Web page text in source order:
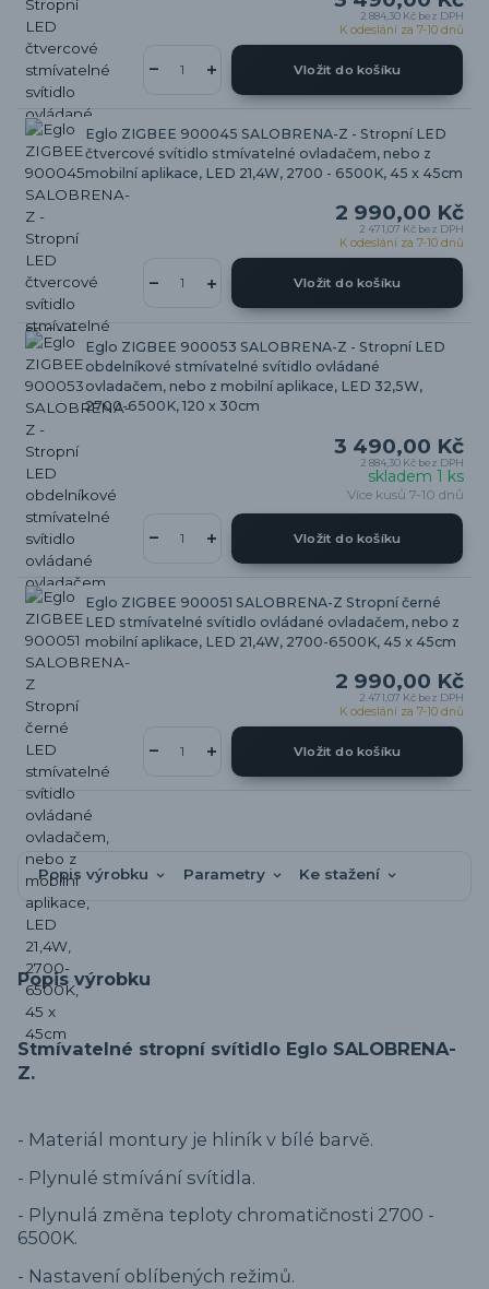
2 884,30 Kč bez DPH
K odeslání za 7-10 dnů
Vložit do košíku
Eglo ZIGBEE 900045 SALOBRENA-Z - Stropní LED
čtvercové svítidlo stmívatelné ovladačem, nebo z
mobilní aplikace, LED 21,4W, 2700 - 6500K, 45 x 45cm
2 990,00 Kč
2 471,07 Kč bez DPH
K odeslání za 7-10 dnů
Vložit do košíku
Eglo ZIGBEE 900053 SALOBRENA-Z - Stropní LED
obdelníkové stmívatelné svítidlo ovládané
ovladačem, nebo z mobilní aplikace, LED 32,5W,
2700-6500K, 120 x 30cm
3 490,00 Kč
2 884,30 Kč bez DPH
skladem 1 ks
Více kusů 7-10 dnů
Vložit do košíku
Eglo ZIGBEE 900051 SALOBRENA-Z Stropní černé
LED stmívatelné svítidlo ovládané ovladačem, nebo z
mobilní aplikace, LED 21,4W, 2700-6500K, 45 x 45cm
2 990,00 Kč
2 471,07 Kč bez DPH
K odeslání za 7-10 dnů
Vložit do košíku
Popis výrobku Parametry Ke stažení
Popis výrobku
Stmívatelné stropní svítidlo Eglo SALOBRENA-
Z.
- Materiál montury je hliník v bílé barvě.
- Plynulé stmívání svítidla.
- Plynulá změna teploty chromatičnosti 2700 -
6500K.
- Nastavení oblíbených režimů.